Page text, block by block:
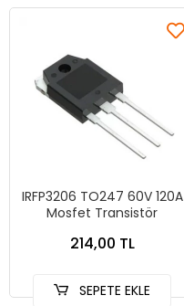
IRFP3206 TO247 60V 120A
Mosfet Transistör
214,00 TL
SEPETE EKLE